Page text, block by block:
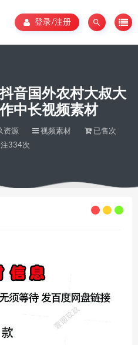
登录/注册
音国外农村大叔大
中长视频素材
资源 视频素材
已售次
334次
景抖音国外农村大叔大妈烹饪美食制作中长视频素材